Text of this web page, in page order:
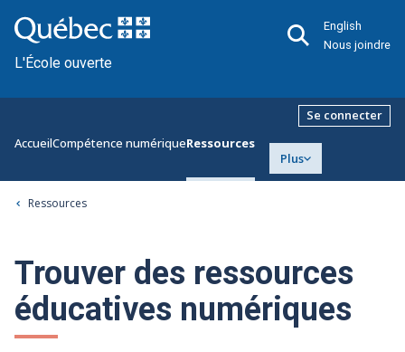
L'École ouverte
English
Nous joindre
AccueilCompétence numériqueRessources
Plus
Se connecter
Ressources
Trouver des ressources
éducatives numériques